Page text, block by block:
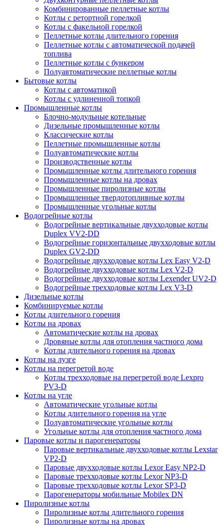
Комбинированные пеллетные котлы
Котлы с ретортной горелкой
Котлы с факельной горелкой
Пеллетные котлы длительного горения
Пеллетные котлы с автоматической подачей
топлива
Пеллетные котлы с бункером
Полуавтоматические пеллетные котлы
Бытовые котлы
Котлы с автоматикой
Котлы с удлиненной топкой
Промышленные котлы
Блочно-модульные котельные
Дизельные промышленные котлы
Классические котлы
Пеллетные промышленные котлы
Полуавтоматические котлы
Производственные котлы
Промышленные котлы длительного горения
Промышленные котлы на дровах
Промышленные пиролизные котлы
Промышленные твердотопливные котлы
Промышленные угольные котлы
Водогрейные котлы
Водогрейные вертикальные двухходовые котлы
Duplex VV2-DD
Водогрейные горизонтальные двухходовые котлы
Duplex GV2-DD
Водогрейные двухходовые котлы Lex Easy V2-D
Водогрейные двухходовые котлы Lex V2-D
Водогрейные двухходовые котлы Lexender UV2-D
Водогрейные трехходовые котлы Lex V3-D
Дизельные котлы
Комбинируемые котлы
Котлы длительного горения
Котлы на дровах
Автоматические котлы на дровах
Дровяные котлы для отопления частного дома
Котлы длительного горения на дровах
Котлы на лузге
Котлы на перегретой воде
Котлы трехходовые на перегретой воде Lexpro
PV3-D
Котлы на угле
Автоматические угольные котлы
Котлы длительного горения на угле
Полуавтоматические угольные котлы
Угольные котлы для отопления частного дома
Паровые котлы и парогенераторы
Паровые вертикальные двухходовые котлы Lexstar
VP2-D
Паровые двухходовые котлы Lexor Easy NP2-D
Паровые трехходовые котлы Lexor NP3-D
Паровые трехходовые котлы Lexor SP3-D
Парогенераторы мобильные Mobilex DN
Пиролизные котлы
Пиролизные котлы длительного горения
Пиролизные котлы на дровах